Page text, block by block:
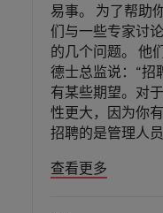
易事。 为了帮助
们与一些专家讨
的几个问题。 他
德士总监说：“招
有某些期望。对
性更大，因为你
招聘的是管理人
查看更多